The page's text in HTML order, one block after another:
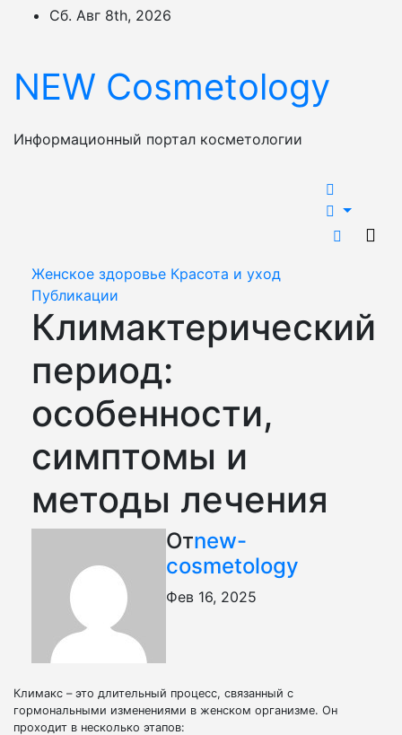
ПерейтиСб. Авг 8th, 2026
NEW Cosmetology
Информационный портал косметологии
Женское здоровье Красота и уход
Публикации
Климактерический
период:
особенности,
симптомы и
методы лечения
Отnew-
cosmetology
Фев 16, 2025
Климакс – это длительный процесс, связанный с
гормональными изменениями в женском организме. Он
проходит в несколько этапов: